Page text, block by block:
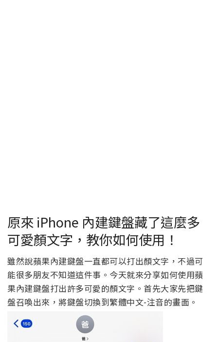
原來 iPhone 內建鍵盤藏了這麼多
可愛顏文字，教你如何使用！
雖然說蘋果內建鍵盤一直都可以打出顏文字，不過可
能很多朋友不知道這件事。今天就來分享如何使用蘋
果內建鍵盤打出許多可愛的顏文字。首先大家先把鍵
盤召喚出來，將鍵盤切換到繁體中文-注音的畫面。